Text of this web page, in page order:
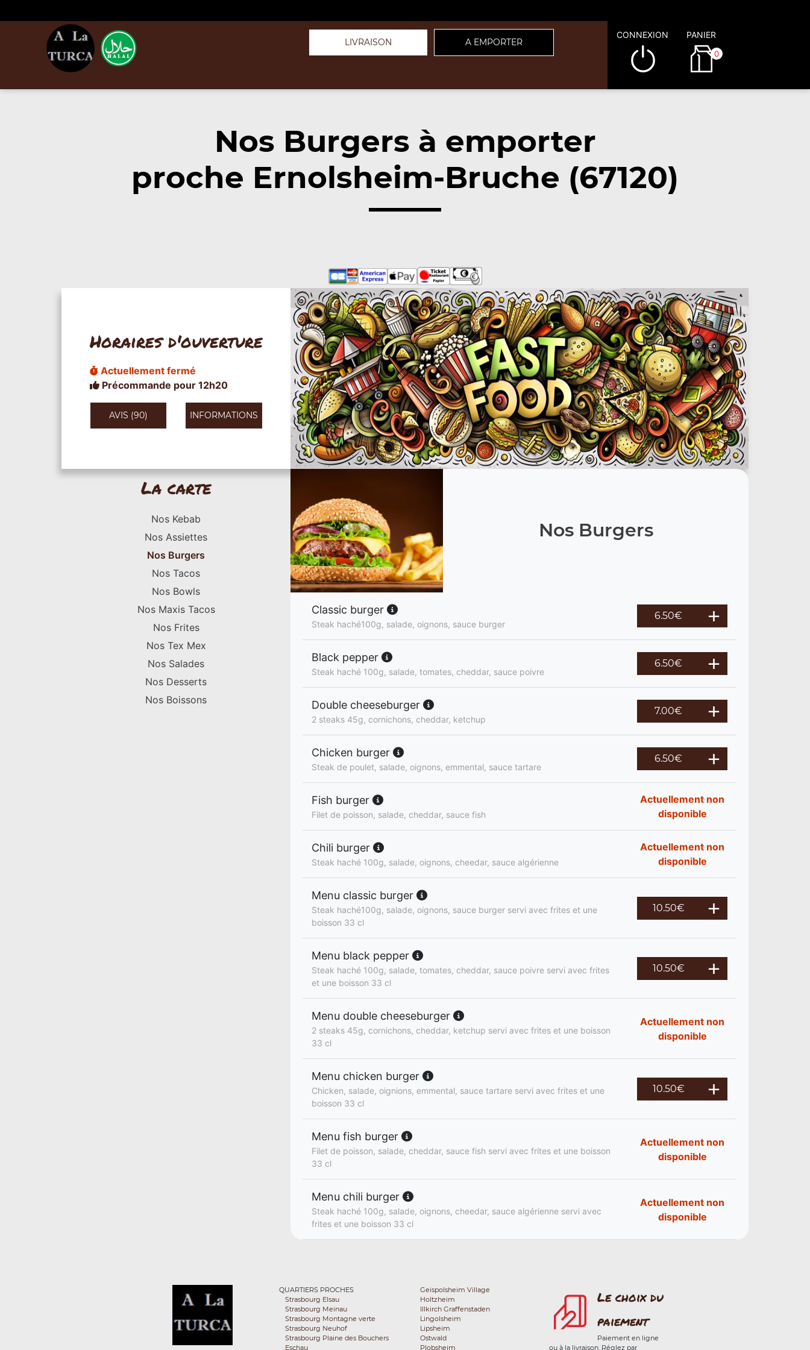
LIVRAISON A EMPORTER
CONNEXION PANIER
0
Nos Burgers à emporter
proche Ernolsheim-Bruche (67120)
Horaires d'ouverture
Actuellement fermé
Précommande pour 12h20
AVIS (90) INFORMATIONS
La carte
Nos Kebab
Nos Assiettes
Nos Burgers
Nos Tacos
Nos Bowls
Nos Maxis Tacos
Nos Frites
Nos Tex Mex
Nos Salades
Nos Desserts
Nos Boissons
Nos Burgers
Classic burger
Steak haché100g, salade, oignons, sauce burger
6.50€
Black pepper
Steak haché 100g, salade, tomates, cheddar, sauce poivre
6.50€
Double cheeseburger
2 steaks 45g, cornichons, cheddar, ketchup
7.00€
Chicken burger
Steak de poulet, salade, oignons, emmental, sauce tartare
6.50€
Fish burger
Filet de poisson, salade, cheddar, sauce fish
Actuellement non
disponible
Chili burger
Steak haché 100g, salade, oignons, cheedar, sauce algérienne
Actuellement non
disponible
Menu classic burger
Steak haché100g, salade, oignons, sauce burger servi avec frites et une
boisson 33 cl
10.50€
Menu black pepper
Steak haché 100g, salade, tomates, cheddar, sauce poivre servi avec frites
et une boisson 33 cl
10.50€
Menu double cheeseburger
2 steaks 45g, cornichons, cheddar, ketchup servi avec frites et une boisson
33 cl
Actuellement non
disponible
Menu chicken burger
Chicken, salade, oignions, emmental, sauce tartare servi avec frites et une
boisson 33 cl
10.50€
Menu fish burger
Filet de poisson, salade, cheddar, sauce fish servi avec frites et une boisson
33 cl
Actuellement non
disponible
Menu chili burger
Steak haché 100g, salade, oignons, cheedar, sauce algérienne servi avec
frites et une boisson 33 cl
Actuellement non
disponible
QUARTIERS PROCHES
Strasbourg Elsau
Strasbourg Meinau
Strasbourg Montagne verte
Strasbourg Neuhof
Strasbourg Plaine des Bouchers
Eschau
Geispolsheim Village
Holtzheim
Illkirch Graffenstaden
Lingolsheim
Lipsheim
Ostwald
Plobsheim
Le choix du
paiement
Paiement en ligne
ou à la livraison. Réglez par